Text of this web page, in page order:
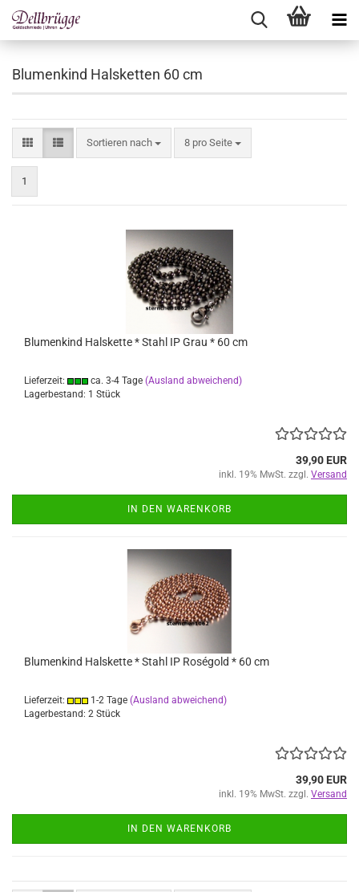
Blumenkind Halsketten 60 cm
Sortieren nach
Sortieren nach 8 pro Seite
pro Seite
1
Blumenkind Halskette * Stahl IP Grau * 60 cm
Lieferzeit: ca. 3-4 Tage (Ausland abweichend)
Lagerbestand: 1 Stück
39,90 EUR
inkl. 19% MwSt. zzgl. Versand
IN DEN WARENKORB
Blumenkind Halskette * Stahl IP Roségold * 60 cm
Lieferzeit: 1-2 Tage (Ausland abweichend)
Lagerbestand: 2 Stück
39,90 EUR
inkl. 19% MwSt. zzgl. Versand
IN DEN WARENKORB